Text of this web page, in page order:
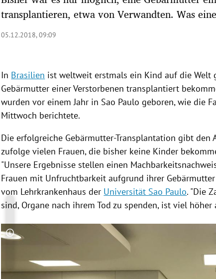
transplantieren, etwa von Verwandten. Was
05.12.2018, 09:09
In Brasilien ist weltweit erstmals ein Kind auf die Welt
Gebärmutter einer Verstorbenen transplantiert
wurden vor einem Jahr in Sao Paulo geboren, wie die
Mittwoch berichtete.
Die erfolgreiche Gebärmutter-Transplantation gibt den
zufolge vielen Frauen, die bisher keine Kinder
"Unsere Ergebnisse stellen einen
Frauen mit Unfruchtbarkeit aufgrund ihrer
vom Lehrkrankenhaus der Universität Sao Paulo. "Die
sind, Organe nach ihrem Tod zu spenden, ist viel
Copyright-Hinweis öffnen/schließen